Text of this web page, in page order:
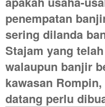
penempatan
sering dilanda
Stajam yang
walaupun banjir
kawasan
datang perlu